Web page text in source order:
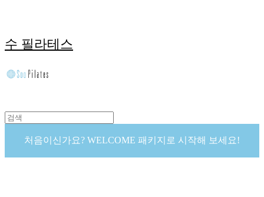
수 필라테스
처음이신가요? WELCOME 패키지로 시작해 보세요!